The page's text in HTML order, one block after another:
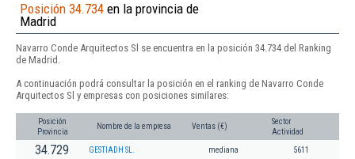
Posición 34.734 en la provincia de
Madrid
Navarro Conde Arquitectos Sl se encuentra en la posición 34.734 del Ranking
de Madrid.
A continuación podrá consultar la posición en el ranking de Navarro Conde
Arquitectos Sl y empresas con posiciones similares:
Posición
Provincia
Nombre de la empresa Ventas (€)
Sector
Actividad
34.729 GESTIADH SL. mediana 5611